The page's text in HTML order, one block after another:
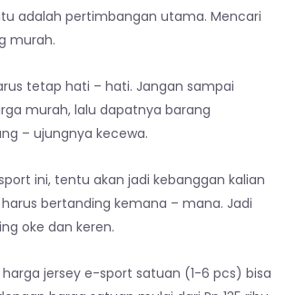
adalah pertimbangan utama. Mencari
murah.
tetap hati – hati. Jangan sampai
murah, lalu dapatnya barang
– ujungnya kecewa.
ini, tentu akan jadi kebanggan kalian
bertanding kemana – mana. Jadi
oke dan keren.
harga jersey e-sport satuan (1-6 pcs) bisa